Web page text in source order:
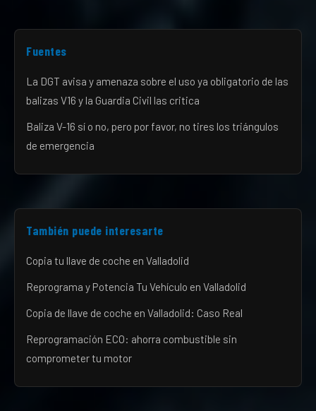
Fuentes
La DGT avisa y amenaza sobre el uso ya obligatorio de las
balizas V16 y la Guardia Civil las critica
Baliza V-16 sí o no, pero por favor, no tires los triángulos
de emergencia
También puede interesarte
Copia tu llave de coche en Valladolid
Reprograma y Potencia Tu Vehículo en Valladolid
Copia de llave de coche en Valladolid: Caso Real
Reprogramación ECO: ahorra combustible sin
comprometer tu motor